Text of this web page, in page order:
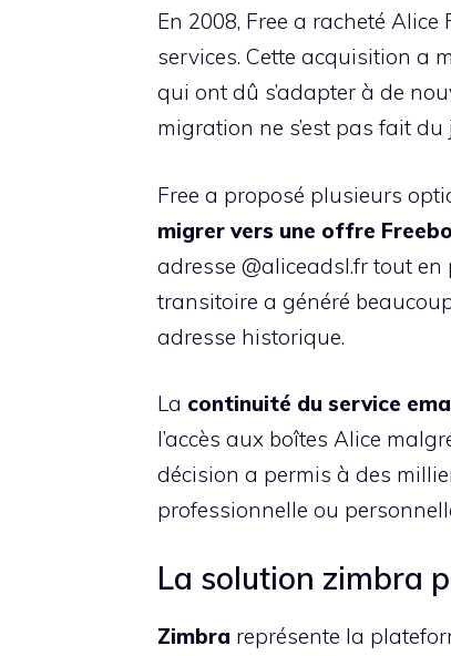
En 2008, Free a racheté
services. Cette acquisition a
qui ont dû s’adapter à de
migration ne s’est pas fait
Free a proposé plusieurs
migrer vers une offre
adresse @aliceadsl.fr tout
transitoire a généré
adresse historique.
La continuité du service
l’accès aux boîtes Alice
décision a permis à des
professionnelle ou
La solution zimbra
Zimbra représente la